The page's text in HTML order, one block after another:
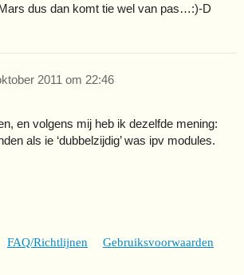
dus dan komt tie wel van pas…:)-D
2011 om 22:46
en volgens mij heb ik dezelfde mening:
als ie ‘dubbelzijdig’ was ipv modules.
FAQ/Richtlijnen Gebruiksvoorwaarden